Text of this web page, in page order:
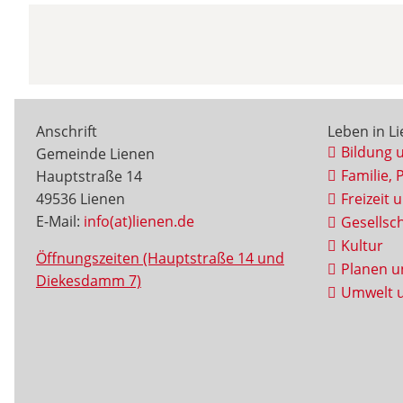
Anschrift
Gemeinde Lienen
Hauptstraße 14
49536 Lienen
E-Mail: info(at)lienen.de
Öffnungszeiten (Hauptstraße 14 und
Diekesdamm 7)
Leben in
Bildung
Familie,
Freizeit
Kultur
Planen
Umwelt